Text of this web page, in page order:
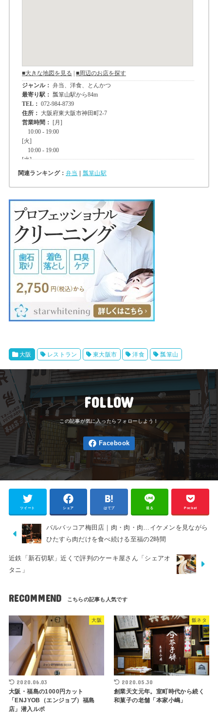
関連ランキング：弁当 瓢箪山駅
大阪 レストラン 東大阪市 洋食 瓢箪山
FOLLOW
ツイート シェア はてブ 送る Pocket
バルバッコア梅田店｜肉・肉・肉…イケメンを見ながら
ひたすら肉だけを食べ続ける至福の2時間
近鉄「新石切駅」近くで評判のケーキ屋さん「シェアオ
タニ」
RECOMMEND
大阪
2020.06.03
大阪・福島の1000円カット
「ENJYOB（エンジョブ）福島
店」潜入ルポ
飯ネタ
2020.05.30
創業天文元年。室町時代から続く
和菓子の老舗「本家小嶋」